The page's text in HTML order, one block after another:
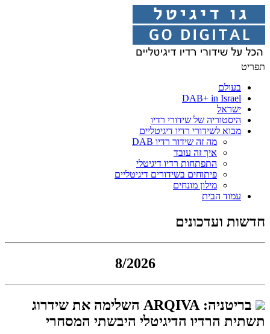
תפריט
בעולם
DAB+ in Israel
ישראל
היסטוריה של שידורי רדיו
מבוא לשידורי רדיו דיגיטליים
מה זה שידור רדיו DAB
איך זה עובד
התפתחות רדיו דיגיטלי
פיתוחים בשידורים דיגיטליים
מילון מונחים
עמוד הבית
חדשות ועדכונים
8/2026
בריטניה: ARQIVA השלימה את שידרוג
תשתית הרדיו הדיגיטלי היבשתי המסחרי